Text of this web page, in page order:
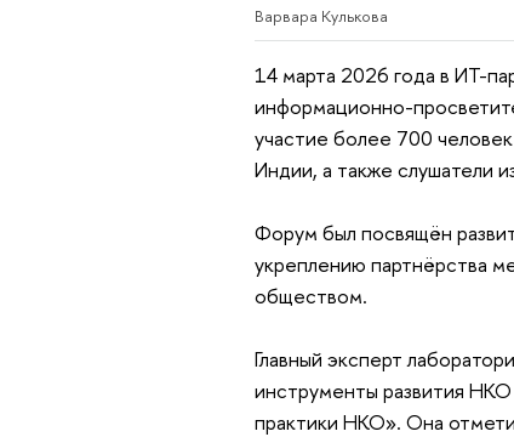
Варвара Кулькова
14 марта 2026 года в ИТ-
информационно-
участие более 700
Индии, а также слушатели
Форум был посвящён
укреплению партнёрства
обществом.
Главный эксперт
инструменты развития
практики НКО». Она